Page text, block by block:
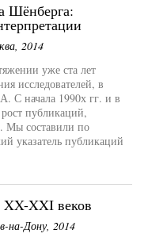
Шёнберга:
2014
уже ста лет
исследователей, в
С начала 1990х гг. и в
публикаций,
Мы составили по
указатель публикаций
XX-XXI веков
на-Дону, 2014